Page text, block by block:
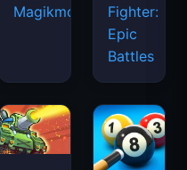
Magikmon
Fighter:
Epic
Battles